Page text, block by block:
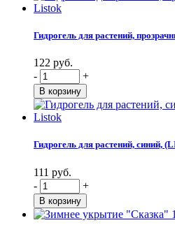
Гидрогель для растений,
122 руб.
-
+
Гидрогель для растений, синий,
111 руб.
-
+